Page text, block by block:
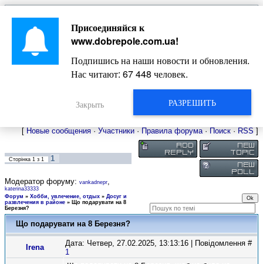
Главная
Новости
Довідкова
Фото
Оголошення
Видео
Жизнь Добропольского края
[ Новые сообщения · Участники · Правила форума· Поиск · RSS ]
Сторінка 1 з 1 1
Модератор форуму: vankadnepr,
katerina33333
Форум » Хобби, увлечение, отдых » Досуг и
развлечения в районе » Що подарувати на 8
Березня?
Що подарувати на 8 Березня?
Irena
Дата: Четвер, 27.02.2025, 13:13:16 | Повідомлення #
1
Присоединяйся к
www.dobrepole.com.ua!
Подпишись на наши новости и обновления.
Нас читают: 67 448 человек.
РАЗРЕШИТЬ
Закрыть